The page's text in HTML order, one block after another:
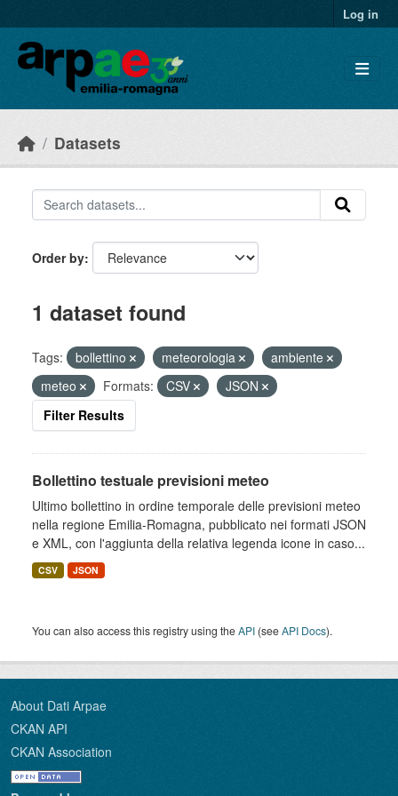
Log in
Datasets
Order by
1 dataset found
Tags: bollettino meteorologia
ambiente
meteo
Formats: CSV
JSON
Filter Results
Bollettino testuale previsioni meteo
Ultimo bollettino in ordine temporale delle previsioni meteo
nella regione Emilia-Romagna, pubblicato nei formati JSON
e XML, con l'aggiunta della relativa legenda icone in caso...
CSV JSON
You can also access this registry using theAPI (seeAPI Docs).
About Dati Arpae
CKAN API
CKAN Association